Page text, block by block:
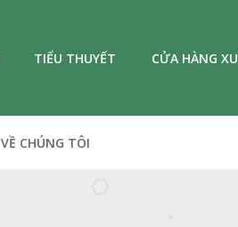
TIỂU THUYẾT CỬA HÀNG XU
VỀ CHÚNG TÔI